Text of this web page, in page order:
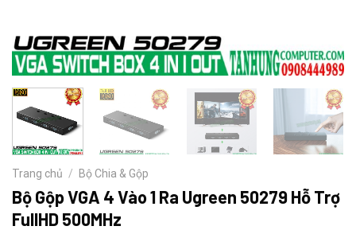
Trang chủ / Bộ Chia & Gộp
Bộ Gộp VGA 4 Vào 1 Ra Ugreen 50279 Hỗ Trợ
FullHD 500MHz